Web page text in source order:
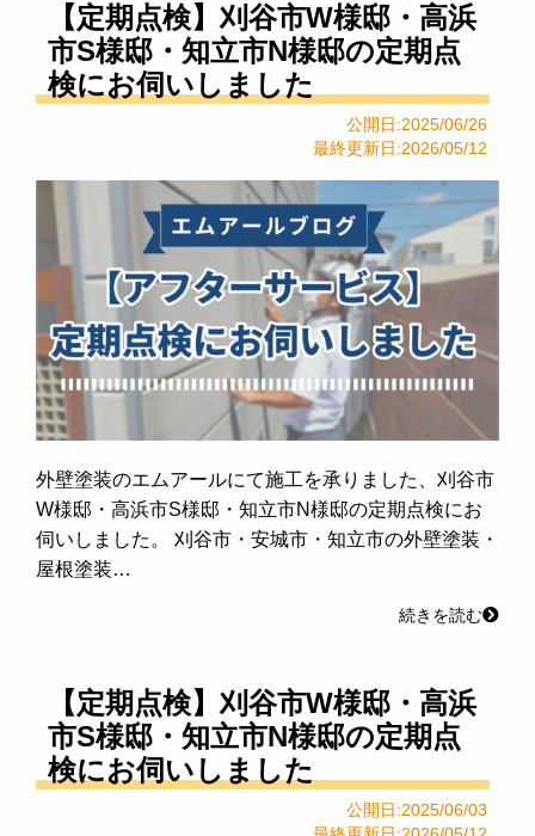
【定期点検】刈谷市W様邸・高浜
市S様邸・知立市N様邸の定期点
検にお伺いしました
公開日:2025/06/26
最終更新日:2026/05/12
外壁塗装のエムアールにて施工を承りました、刈谷市
W様邸・高浜市S様邸・知立市N様邸の定期点検にお
伺いしました。 刈谷市・安城市・知立市の外壁塗装・
屋根塗装…
続きを読む
【定期点検】刈谷市W様邸・高浜
市S様邸・知立市N様邸の定期点
検にお伺いしました
公開日:2025/06/03